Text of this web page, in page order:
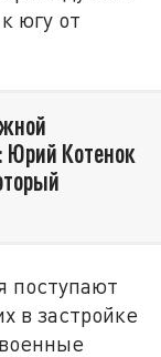
югу от
Юрий Котенок
поступают
в застройке